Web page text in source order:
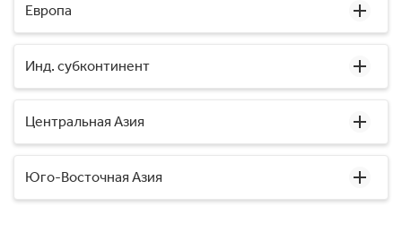
Европа
Инд. субконтинент
Центральная Азия
Юго-Восточная Азия